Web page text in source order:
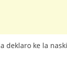
ke la